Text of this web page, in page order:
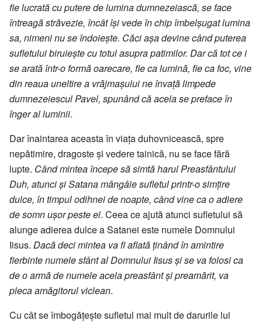
fie lucrată cu putere de lumina dumnezeiască, se face
întreagă străvezie, încât își vede în chip îmbelșugat lumina
sa, nimeni nu se îndoiește. Căci așa devine când puterea
sufletului biruiește cu totul asupra patimilor. Dar că tot ce i
se arată într-o formă oarecare, fie ca lumină, fie ca foc, vine
din reaua uneltire a vrăjmașului ne învață limpede
dumnezeiescul Pavel, spunând că acela se preface în
înger al luminii.
Dar înaintarea aceasta în viața duhovnicească, spre
nepătimire, dragoste și vedere tainică, nu se face fără
lupte. Când mintea începe să simtă harul Preasfântului
Duh, atunci și Satana mângâie sufletul printr-o simțire
dulce, în timpul odihnei de noapte, când vine ca o adiere
de somn ușor peste el. Ceea ce ajută atunci sufletului să
alunge adierea dulce a Satanei este numele Domnului
Iisus. Dacă deci mintea va fi aflată ținând în amintire
fierbinte numele sfânt al Domnului Iisus și se va folosi ca
de o armă de numele acela preasfânt și preamărit, va
pleca amăgitorul viclean.
Cu cât se îmbogățește sufletul mai mult de darurile lui